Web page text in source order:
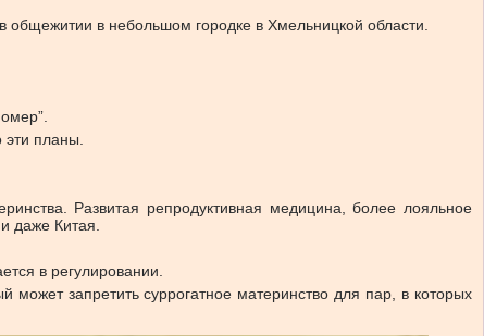
в небольшом городке в Хмельницкой области.
планы.
Развитая репродуктивная медицина, более лояльное
даже Китая.
в регулировании.
может запретить суррогатное материнство для пар, в которых